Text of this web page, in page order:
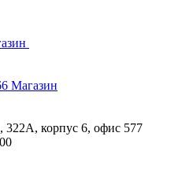
Магазин
322А, корпус 6, офис 577